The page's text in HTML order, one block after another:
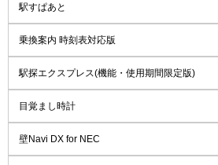
駅すぱあと
乗換案内 時刻表対応版
駅探エクスプレス(機能・使用期間限定版)
目覚まし時計
壁Navi DX for NEC